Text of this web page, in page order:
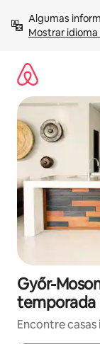
para
Mostrar idioma
Győr-
temporada
Encontre